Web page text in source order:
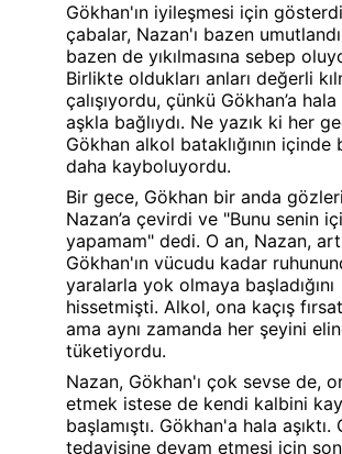
Gökhan'ın iyileşmesi için
çabalar, Nazan'ı bazen
bazen de yıkılmasına sebep
Birlikte oldukları anları değerli
çalışıyordu, çünkü Gökhan’a
aşkla bağlıydı. Ne yazık ki her
Gökhan alkol bataklığının içinde
daha kayboluyordu.
Bir gece, Gökhan bir anda
Nazan’a çevirdi ve "Bunu senin
yapamam" dedi. O an, Nazan,
Gökhan'ın vücudu kadar
yaralarla yok olmaya başladığını
hissetmişti. Alkol, ona kaçış
ama aynı zamanda her şeyini
tüketiyordu.
Nazan, Gökhan'ı çok sevse de,
etmek istese de kendi kalbini
başlamıştı. Gökhan'a hala aşıktı.
tedavisine devam etmesi için